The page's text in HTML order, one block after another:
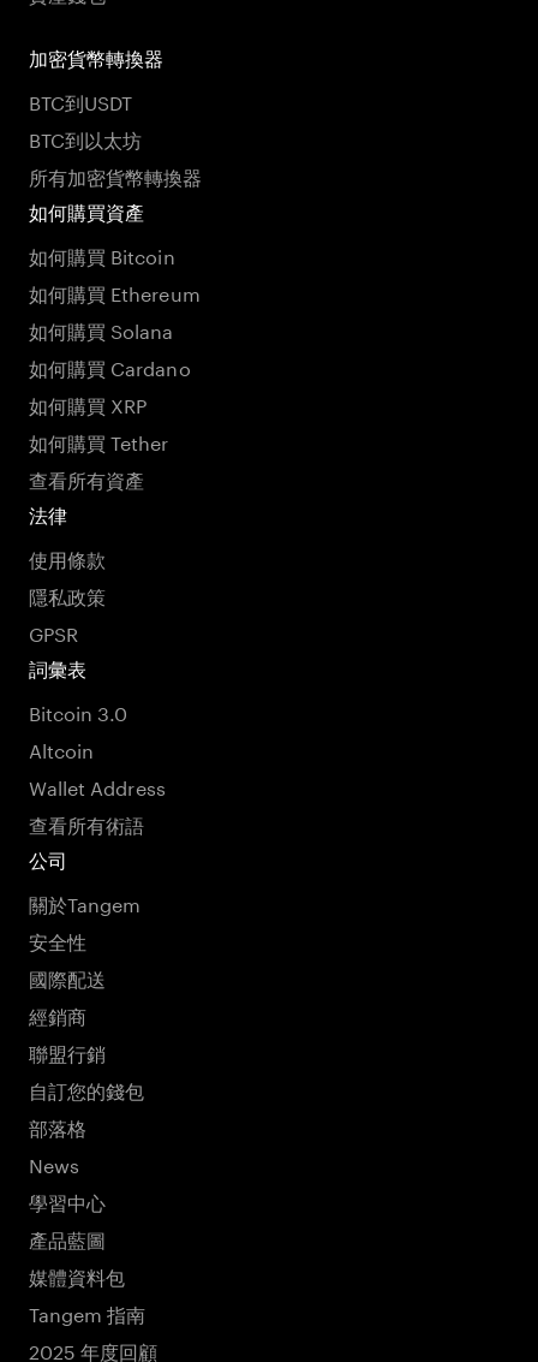
加密貨幣轉換器
BTC到USDT
BTC到以太坊
所有加密貨幣轉換器
如何購買資產
如何購買 Bitcoin
如何購買 Ethereum
如何購買 Solana
如何購買 Cardano
如何購買 XRP
如何購買 Tether
查看所有資產
法律
使用條款
隱私政策
GPSR
詞彙表
Bitcoin 3.0
Altcoin
Wallet Address
查看所有術語
公司
關於Tangem
安全性
國際配送
經銷商
聯盟行銷
自訂您的錢包
部落格
News
學習中心
產品藍圖
媒體資料包
Tangem 指南
2025 年度回顧